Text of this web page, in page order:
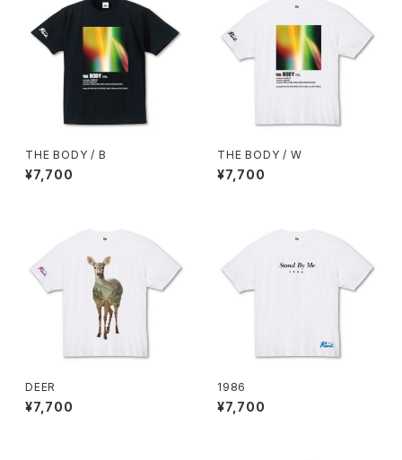
THE BODY / B
¥7,700
THE BODY / W
¥7,700
DEER
¥7,700
1986
¥7,700